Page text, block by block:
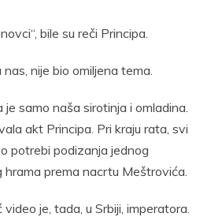
bile su reči Principa.
nije bio omiljena tema.
samo naša sirotinja i omladina.
akt Principa. Pri kraju rata, svi
potrebi podizanja jednog
prema nacrtu Meštrovića.
je, tada, u Srbiji, imperatora.